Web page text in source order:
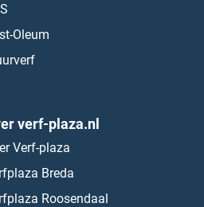
Oleum
verf-plaza.nl
Verf-plaza
Breda
Roosendaal